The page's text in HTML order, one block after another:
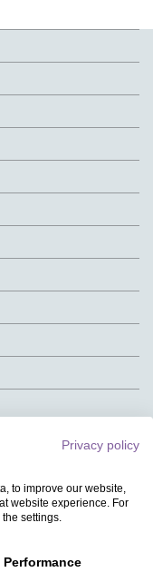
Privacy policy
to improve our website,
website experience. For
settings.
Performance